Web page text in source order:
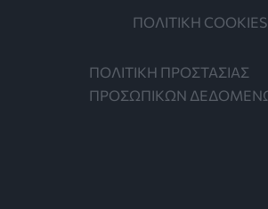
ΠΟΛΙΤΙΚΗ COOKIES
ΠΟΛΙΤΙΚΗ ΠΡΟΣΤΑΣΙΑΣ
ΠΡΟΣΩΠΙΚΩΝ